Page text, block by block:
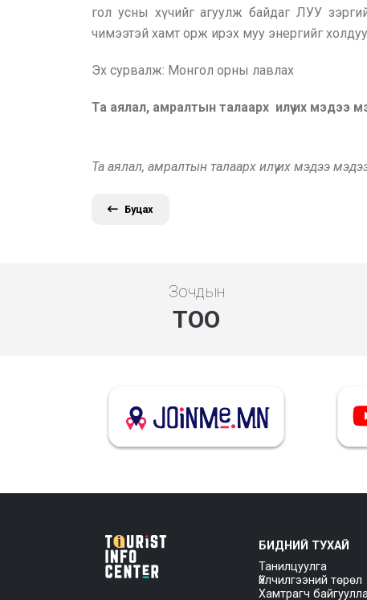
гол усны хүчийг агуулж байдаг ЛУУ
чимээтэй хамт орж ирэх муу энергийг
Эх сурвалж: Монгол орны лавлах
Та аялал, амралтын талаарх илүү их мэдээ
Та аялал, амралтын талаарх илүү их мэдээ
Буцах
Зочдын
ТОО
БИДНИЙ ТУХАЙ
Танилцуулга
Үйлчилгээний төрөл
Хамтрагч